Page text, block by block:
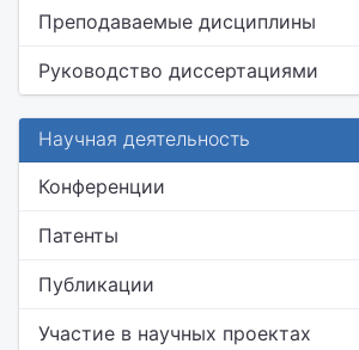
Преподаваемые дисциплины
Руководство диссертациями
Научная деятельность
Конференции
Патенты
Публикации
Участие в научных проектах